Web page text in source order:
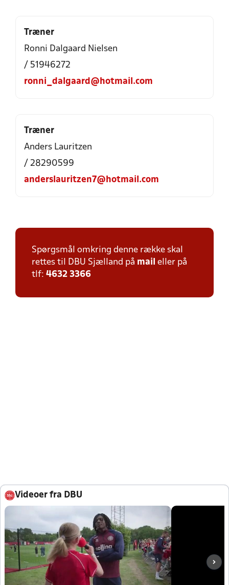
Træner
Ronni Dalgaard Nielsen
/ 51946272
ronni_dalgaard@hotmail.com
Træner
Anders Lauritzen
/ 28290599
anderslauritzen7@hotmail.com
Spørgsmål omkring denne række skal
rettes til DBU Sjælland på mail eller på
tlf: 4632 3366
Videoer fra DBU